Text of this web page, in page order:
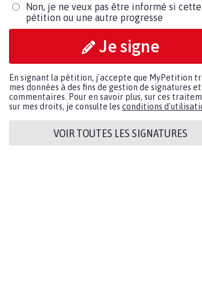
Non, je ne veux pas être informé si cette
pétition ou une autre progresse
Je signe
En signant la pétition, j'accepte que MyPetition
mes données à des fins de gestion de signatures et
commentaires. Pour en savoir plus, sur ces
sur mes droits, je consulte les conditions
VOIR TOUTES LES SIGNATURES